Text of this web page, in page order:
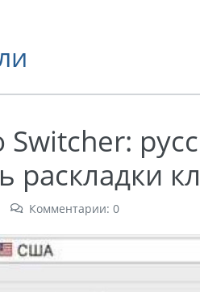
Switcher:
раскладки
Комментарии: 0